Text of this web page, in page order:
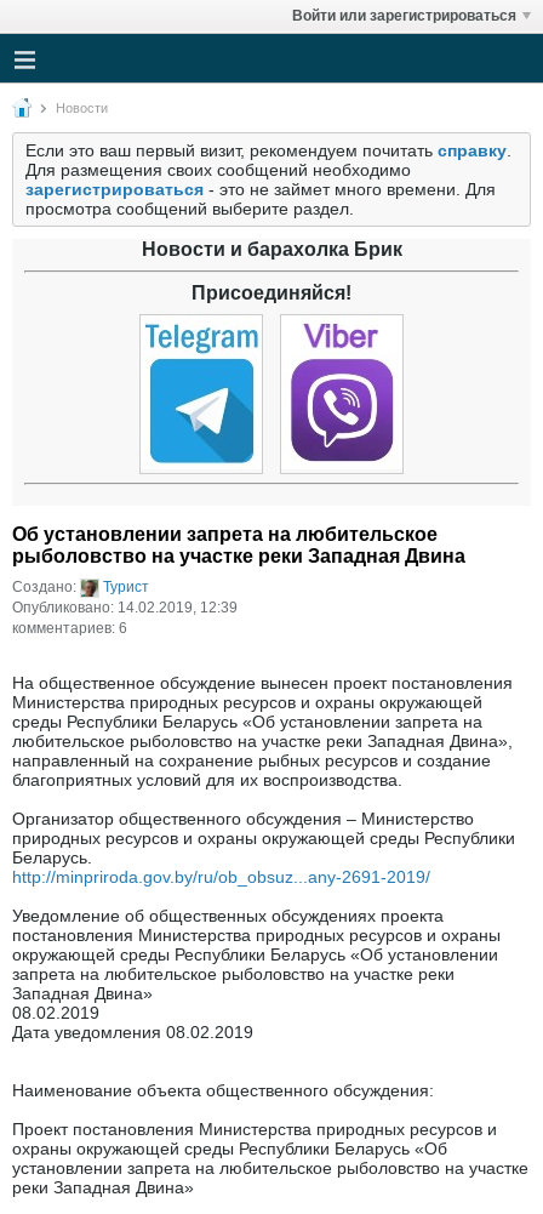
Войти или зарегистрироваться
Новости
Если это ваш первый визит, рекомендуем почитать справку
Для размещения своих сообщений необходимо
зарегистрироваться - это не займет много времени. Для
просмотра сообщений выберите раздел.
Новости и барахолка Брик
Присоединяйся!
Об установлении запрета на любительское
рыболовство на участке реки Западная Двина
Создано:
Турист
Опубликовано: 14.02.2019, 12:39
комментариев: 6
На общественное обсуждение вынесен проект постановления
Министерства природных ресурсов и охраны окружающей
среды Республики Беларусь «Об установлении запрета на
любительское рыболовство на участке реки Западная Двина»,
направленный на сохранение рыбных ресурсов и создание
благоприятных условий для их воспроизводства.
Организатор общественного обсуждения – Министерство
природных ресурсов и охраны окружающей среды Республики
Беларусь.
http://minpriroda.gov.by/ru/ob_obsuz...any-2691-2019/
Уведомление об общественных обсуждениях проекта
постановления Министерства природных ресурсов и охраны
окружающей среды Республики Беларусь «Об установлении
запрета на любительское рыболовство на участке реки
Западная Двина»
08.02.2019
Дата уведомления 08.02.2019
Наименование объекта общественного обсуждения:
Проект постановления Министерства природных ресурсов и
охраны окружающей среды Республики Беларусь «Об
установлении запрета на любительское рыболовство на участке
реки Западная Двина»